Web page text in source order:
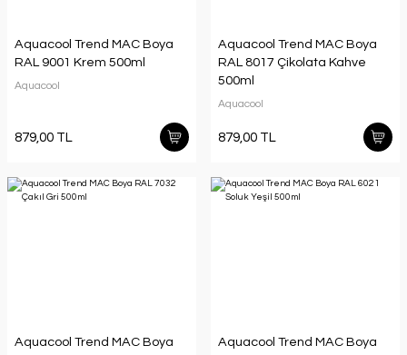
Aquacool Trend MAC Boya
RAL 9001 Krem 500ml
Aquacool
879,00 TL
Aquacool Trend MAC Boya
RAL 8017 Çikolata Kahve
500ml
Aquacool
879,00 TL
Aquacool Trend MAC Boya
Aquacool Trend MAC Boya